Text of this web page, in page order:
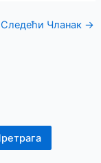
Следећи Чланак →